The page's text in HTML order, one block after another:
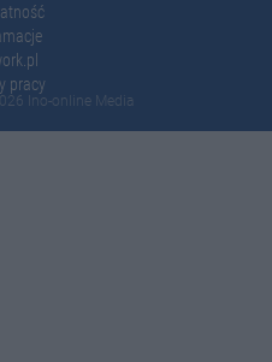
pracy
Ino-online Media